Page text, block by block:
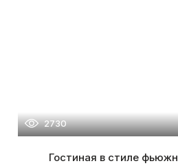
2730
Гостиная в стиле